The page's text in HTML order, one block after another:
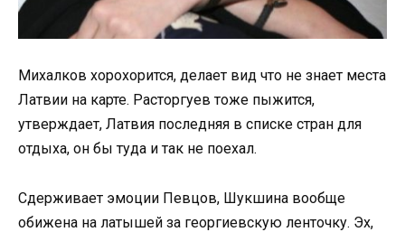
Михалков хорохорится, делает вид что не знает места
Латвии на карте. Расторгуев тоже пыжится,
утверждает, Латвия последняя в списке стран для
отдыха, он бы туда и так не поехал.
Сдерживает эмоции Певцов, Шукшина вообще
обижена на латышей за георгиевскую ленточку. Эх,